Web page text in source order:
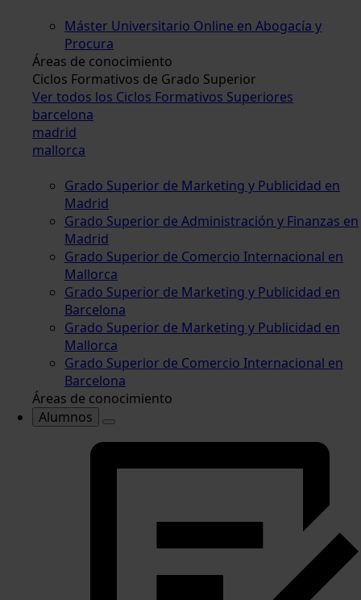
Máster Universitario Online en Abogacía y
Procura
Áreas de conocimiento
Ciclos Formativos de Grado Superior
Ver todos los Ciclos Formativos Superiores
barcelona
madrid
mallorca
Grado Superior de Marketing y Publicidad en
Madrid
Grado Superior de Administración y Finanzas en
Madrid
Grado Superior de Comercio Internacional en
Mallorca
Grado Superior de Marketing y Publicidad en
Barcelona
Grado Superior de Marketing y Publicidad en
Mallorca
Grado Superior de Comercio Internacional en
Barcelona
Áreas de conocimiento
Alumnos